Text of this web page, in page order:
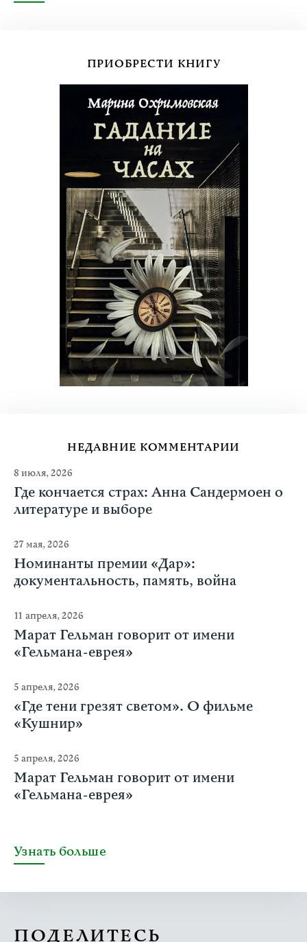
ПРИОБРЕСТИ КНИГУ
НЕДАВНИЕ КОММЕНТАРИИ
8 июля, 2026
Где кончается страх: Анна Сандермоен о
литературе и выборе
27 мая, 2026
Номинанты премии «Дар»:
документальность, память, война
11 апреля, 2026
Марат Гельман говорит от имени
«Гельмана-еврея»
5 апреля, 2026
«Где тени грезят светом». О фильме
«Кушнир»
5 апреля, 2026
Марат Гельман говорит от имени
«Гельмана-еврея»
Узнать больше
ПОДЕЛИТЕСЬ